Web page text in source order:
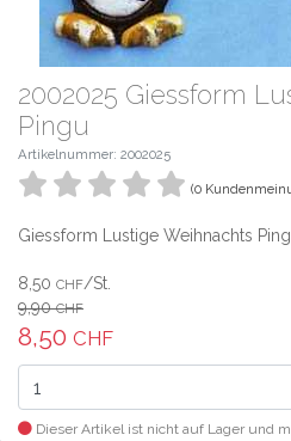
2002025 Giessform
Pingu
Artikelnummer: 2002025
(0
Giessform Lustige Weihnachts
8,50 CHF/St.
9,90CHF
8,50 CHF
Dieser Artikel ist nicht auf Lager und